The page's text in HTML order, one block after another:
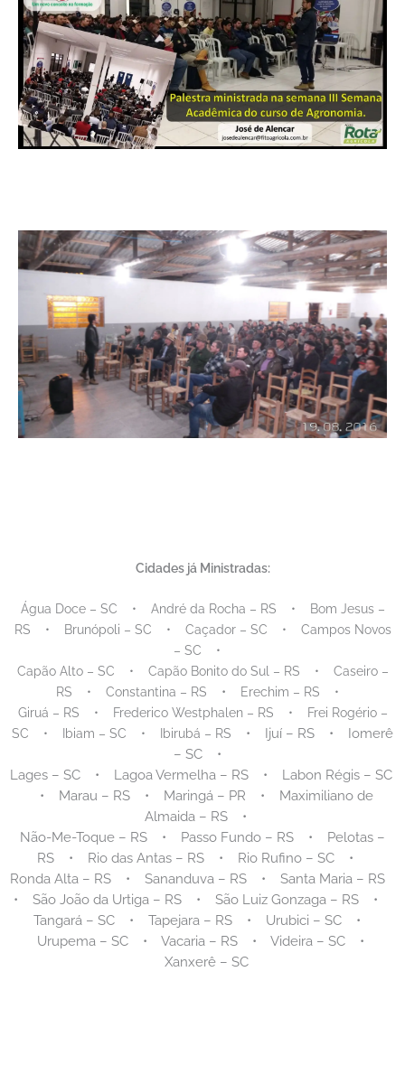
Cidades já Ministradas:
Água Doce – SC • André da Rocha – RS • Bom Jesus –
RS • Brunópoli – SC • Caçador – SC • Campos Novos
– SC •
Capão Alto – SC • Capão Bonito do Sul – RS • Caseiro –
RS • Constantina – RS •
Erechim – RS •
Giruá – RS • Frederico Westphalen – RS • Frei Rogério –
SC • Ibiam – SC • Ibirubá – RS
• Ijuí – RS • Iomerê
– SC •
Lages – SC • Lagoa Vermelha – RS • Labon Régis – SC
• Marau – RS • Maringá – PR • Maximiliano de
Almaida – RS •
Não-Me-Toque – RS • Passo Fundo – RS • Pelotas –
RS • Rio das Antas – RS • Rio Rufino – SC •
Ronda Alta – RS • Sananduva – RS • Santa Maria – RS
• São João da Urtiga – RS • São Luiz Gonzaga – RS•
Tangará – SC • Tapejara – RS • Urubici – SC •
Urupema – SC • Vacaria – RS • Videira – SC •
Xanxerê – SC